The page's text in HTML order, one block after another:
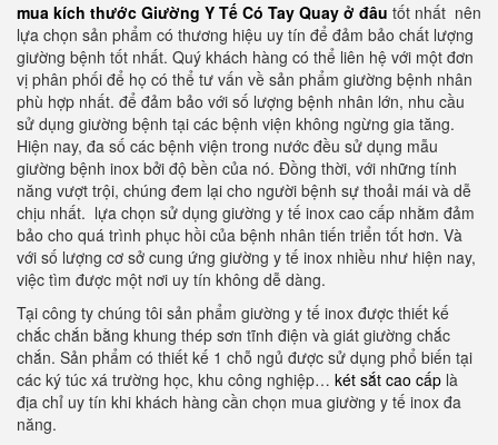
mua kích thước Giường Y Tế Có Tay Quay ở đâu tốt nhất nên
lựa chọn sản phẩm có thương hiệu uy tín để đảm bảo chất lượng
giường bệnh tốt nhất. Quý khách hàng có thể liên hệ với một đơn
vị phân phối để họ có thể tư vấn về sản phẩm giường bệnh nhân
phù hợp nhất. để đảm bảo với số lượng bệnh nhân lớn, nhu cầu
sử dụng giường bệnh tại các bệnh viện không ngừng gia tăng.
Hiện nay, đa số các bệnh viện trong nước đều sử dụng mẫu
giường bệnh inox bởi độ bền của nó. Đồng thời, với những tính
năng vượt trội, chúng đem lại cho người bệnh sự thoải mái và dễ
chịu nhất. lựa chọn sử dụng giường y tế inox cao cấp nhằm đảm
bảo cho quá trình phục hồi của bệnh nhân tiến triển tốt hơn. Và
với số lượng cơ sở cung ứng giường y tế inox nhiều như hiện nay,
việc tìm được một nơi uy tín không dễ dàng.
Tại công ty chúng tôi sản phẩm giường y tế inox được thiết kế
chắc chắn bằng khung thép sơn tĩnh điện và giát giường chắc
chắn. Sản phẩm có thiết kế 1 chỗ ngủ được sử dụng phổ biến tại
các ký túc xá trường học, khu công nghiệp… két sắt cao cấp là
địa chỉ uy tín khi khách hàng cần chọn mua giường y tế inox đa
năng.